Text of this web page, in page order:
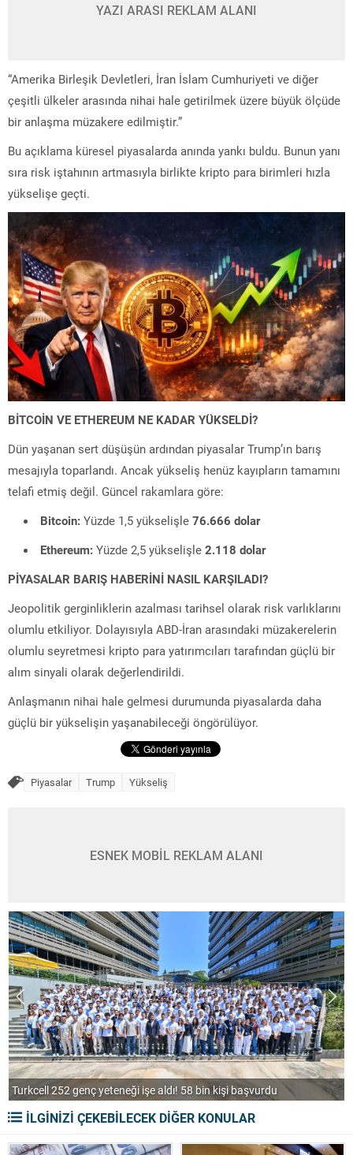
YAZI ARASI REKLAM ALANI
“Amerika Birleşik Devletleri, İran İslam Cumhuriyeti ve diğer
çeşitli ülkeler arasında nihai hale getirilmek üzere büyük ölçüde
bir anlaşma müzakere edilmiştir.”
Bu açıklama küresel piyasalarda anında yankı buldu. Bunun yanı
sıra risk iştahının artmasıyla birlikte kripto para birimleri hızla
yükselişe geçti.
BİTCOİN VE ETHEREUM NE KADAR YÜKSELDİ?
Dün yaşanan sert düşüşün ardından piyasalar Trump’ın barış
mesajıyla toparlandı. Ancak yükseliş henüz kayıpların tamamını
telafi etmiş değil. Güncel rakamlara göre:
Bitcoin: Yüzde 1,5 yükselişle 76.666 dolar
Ethereum: Yüzde 2,5 yükselişle 2.118 dolar
PİYASALAR BARIŞ HABERİNİ NASIL KARŞILADI?
Jeopolitik gerginliklerin azalması tarihsel olarak risk varlıklarını
olumlu etkiliyor. Dolayısıyla ABD-İran arasındaki müzakerelerin
olumlu seyretmesi kripto para yatırımcıları tarafından güçlü bir
alım sinyali olarak değerlendirildi.
Anlaşmanın nihai hale gelmesi durumunda piyasalarda daha
güçlü bir yükselişin yaşanabileceği öngörülüyor.
Piyasalar Trump Yükseliş
ESNEK MOBİL REKLAM ALANI
Türker VEYAŞ halka arz ediliyor! 12-13-14 Ağustos’ta talep
toplayacak
İLGİNİZİ ÇEKEBİLECEK DİĞER KONULAR